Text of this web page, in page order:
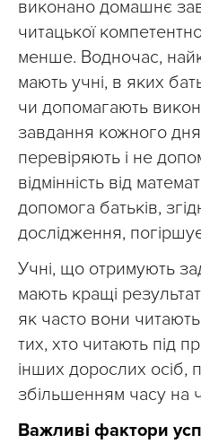
виконано домашнє
читацької
менше. Водночас,
мають учні, в яких
чи допомагають
завдання кожного
перевіряють і не
відмінність від
допомога батьків,
дослідження,
Учні, що отримують
мають кращі
як часто вони
тих, хто читають під
інших дорослих осіб,
збільшенням часу на
Важливі фактори